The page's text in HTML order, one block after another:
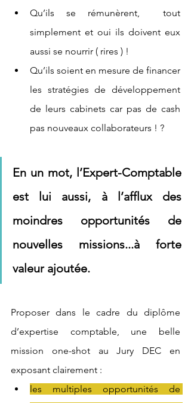
Qu’ils se rémunèrent,  tout
simplement et oui ils doivent eux
aussi se nourrir ( rires ) !
Qu’ils soient en mesure de financer
les stratégies de développement
de leurs cabinets car pas de cash
pas nouveaux collaborateurs ! ?
En un mot, l’Expert-Comptable
est lui aussi, à l’afflux des
moindres opportunités de
nouvelles missions...à forte
valeur ajoutée.
Proposer dans le cadre du diplôme
d’expertise comptable, une belle
mission one-shot au Jury DEC en
exposant clairement :
les multiples opportunités de